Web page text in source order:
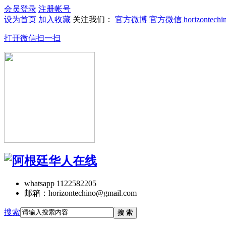
会员登录 注册帐号
设为首页 加入收藏 关注我们： 官方微博 官方微信
打开微信扫一扫
whatsapp 1122582205
邮箱：horizontechino@gmail.com
搜索 搜 索